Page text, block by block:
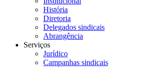
História
Diretoria
Delegados sindicais
Abrangência
Serviços
Jurídico
Campanhas sindicais